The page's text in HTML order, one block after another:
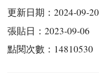
更新日期：2024-09-20
張貼日：2023-09-06
點閱次數：14810530